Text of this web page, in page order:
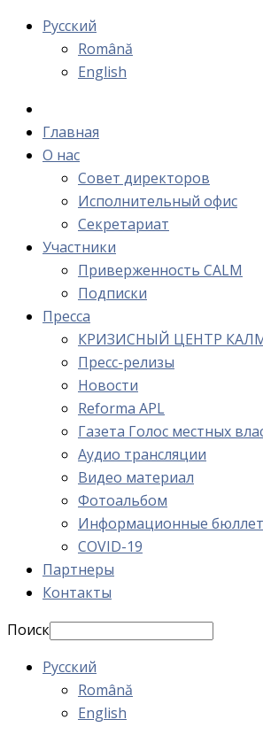
Русский
Română
English
Главная
О нас
Cовет директоров
Исполнительный офис
Cекретариат
Участники
Приверженность CALM
Подписки
Пресса
КРИЗИСНЫЙ ЦЕНТР
Пресс-релизы
Новости
Reforma APL
Газета Голос местных
Аудио трансляции
Видео материал
Фотоальбом
Информационные
COVID-19
Партнеры
Контакты
Поиск
Русский
Română
English